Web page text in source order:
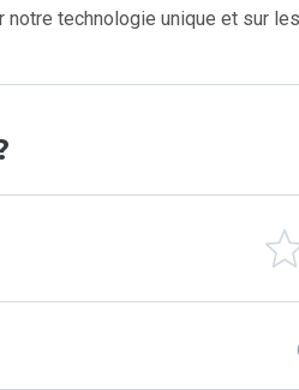
technologie unique et sur